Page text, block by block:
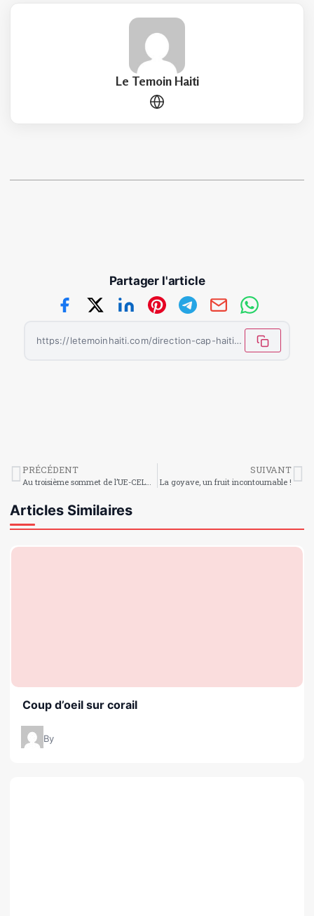
Le Temoin Haiti
Partager l'article
https://letemoinhaiti.com/direction-cap-haitien-et-sa-vie-nocturne/
PRÉCÉDENT SUIVANT
La goyave, un fruit incontournable !
Articles Similaires
Coup d’oeil sur corail
By